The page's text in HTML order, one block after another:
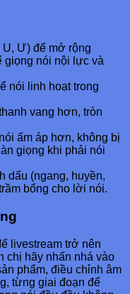
U, Ư) để mở rộng
giọng nói nội lực và
nói linh hoạt trong
vang hơn, tròn
ấm áp hơn, không bị
giọng khi phải nói
dấu (ngang, huyền,
bổng cho lời nói.
livestream trở nên
chị hãy nhấn nhá vào
phẩm, điều chỉnh âm
từng giai đoạn để